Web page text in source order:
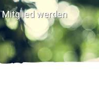
Mitglied werden